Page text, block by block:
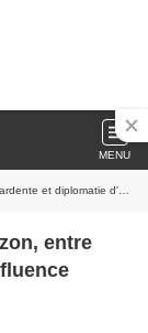
MENU
et diplomatie d'influence
entre